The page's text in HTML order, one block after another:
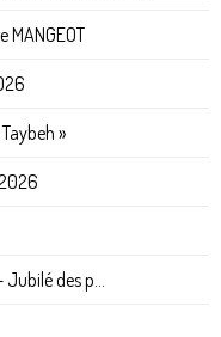
MANGEOT
»
des p...